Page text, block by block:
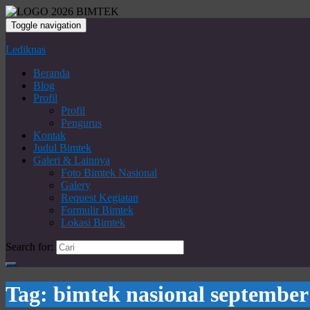
Toggle navigation
Lediknas
Beranda
Blog
Profil
Profil
Pengurus
Kontak
Judul Bimtek
Galeri & Lainnya
Foto Bimtek Nasional
Galery
Request Kegiatan
Formulir Bimtek
Lokasi Bimtek
Search for:
Tag: bimtek nasional